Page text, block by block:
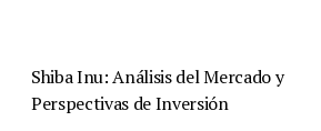
Shiba Inu: Análisis del Mercado y
Perspectivas de Inversión